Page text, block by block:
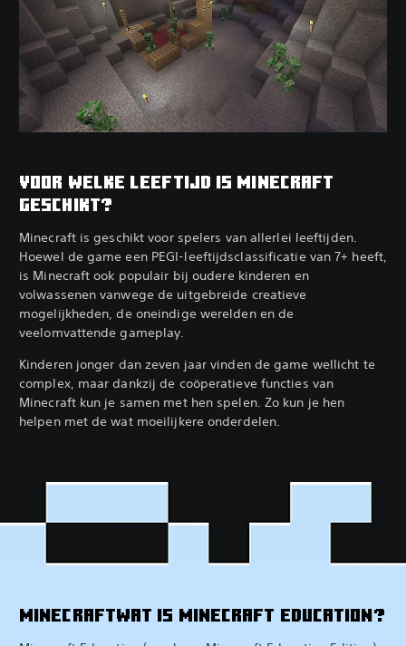
VOOR WELKE LEEFTIJD IS MINECRAFT
GESCHIKT?
Minecraft is geschikt voor spelers van allerlei leeftijden.
Hoewel de game een PEGI-leeftijdsclassificatie van 7+ heeft,
is Minecraft ook populair bij oudere kinderen en
volwassenen vanwege de uitgebreide creatieve
mogelijkheden, de oneindige werelden en de
veelomvattende gameplay.
Kinderen jonger dan zeven jaar vinden de game wellicht te
complex, maar dankzij de coöperatieve functies van
Minecraft kun je samen met hen spelen. Zo kun je hen
helpen met de wat moeilijkere onderdelen.
MINECRAFTWAT IS MINECRAFT EDUCATION?